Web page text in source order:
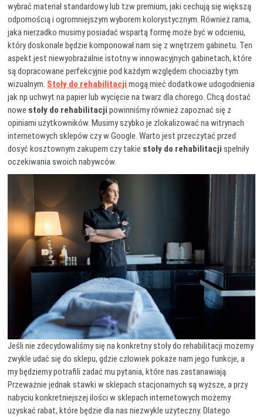
wybrać materiał standardowy lub tzw premium, jaki cechują się większą
odpornością i ogromniejszym wyborem kolorystycznym. Również rama,
jaka nierzadko musimy posiadać wspartą formę może być w odcieniu,
który doskonale będzie komponował nam się z wnętrzem gabinetu. Ten
aspekt jest niewyobrażalnie istotny w innowacyjnych gabinetach, które
są dopracowane perfekcyjnie pod każdym względem chociażby tym
wizualnym. Stoły do rehabilitacji mogą mieć dodatkowe udogodnienia
jak np uchwyt na papier lub wycięcie na twarz dla chorego. Chcą dostać
nowe stoły do rehabilitacji powinniśmy również zapoznać się z
opiniami użytkowników. Musimy szybko je zlokalizować na witrynach
internetowych sklepów czy w Google. Warto jest przeczytać przed
dosyć kosztownym zakupem czy takie stoły do rehabilitacji spełniły
oczekiwania swoich nabywców.
Jeśli nie zdecydowaliśmy się na konkretny stoły do rehabilitacji możemy
zwykle udać się do sklepu, gdzie człowiek pokaże nam jego funkcje, a
my będziemy potrafili zadać mu pytania, które nas zastanawiają.
Przeważnie jednak stawki w sklepach stacjonarnych są wyższe, a przy
nabyciu konkretniejszej ilości w sklepach internetowych możemy
uzyskać rabat, które będzie dla nas niezwykle użyteczny. Dlatego